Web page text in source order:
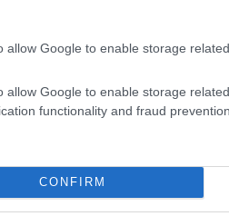
allow Google to enable storage
allow Google to enable storage
functionality and fraud
CONFIRM
já se foram os dias em que a
oportunidade de
– e valor – do blockchain está